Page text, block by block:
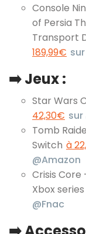
Console
of Persia
Transport
189,99€
➡️ Jeux :
Star Wars
42,30€ sur
Tomb
Switch à
@Amazon
Crisis Core
Xbox
@Fnac